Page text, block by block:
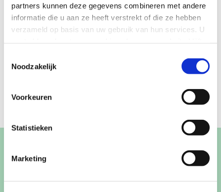
partners kunnen deze gegevens combineren met andere
informatie die u aan ze heeft verstrekt of die ze hebben
verzameld op basis van uw gebruik van hun services. U
Noodzakelijk
Voorkeuren
Statistieken
Marketing
contactformulier. Samen met u vinden we snel een ideale
verpakking die de beste winkelervaring voor uw klanten
creëert.
We voeren een brede selectie van Forest Stewardship Council®
producten.Lees hier meer over onze certificeringen.